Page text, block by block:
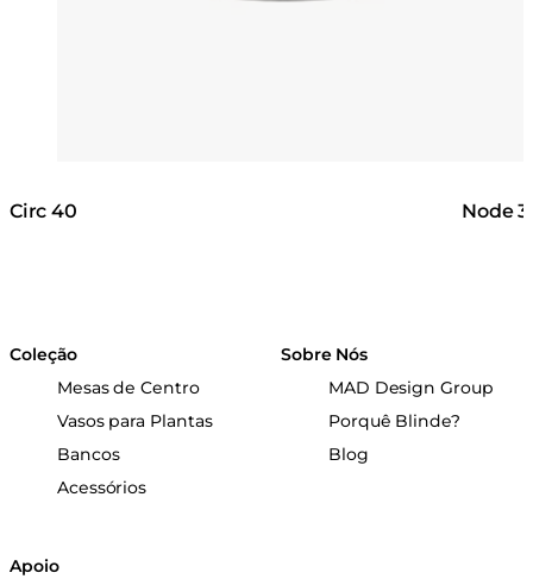
Circ 40 Node
Coleção
Mesas de Centro
Vasos para Plantas
Bancos
Acessórios
Sobre Nós
MAD Design Group
Porquê Blinde?
Blog
Apoio